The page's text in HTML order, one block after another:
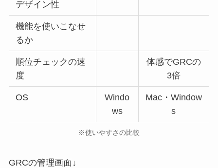
デザイン性
機能を使いこなせ
るか
順位チェックの速
度
体感でGRCの
3倍
OS
Windo
ws
Mac・Window
s
※使いやすさの比較
GRCの管理画面↓